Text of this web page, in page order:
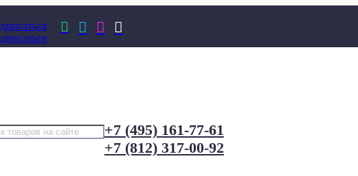
   
+7 (495) 161-77-61
+7 (812) 317-00-92